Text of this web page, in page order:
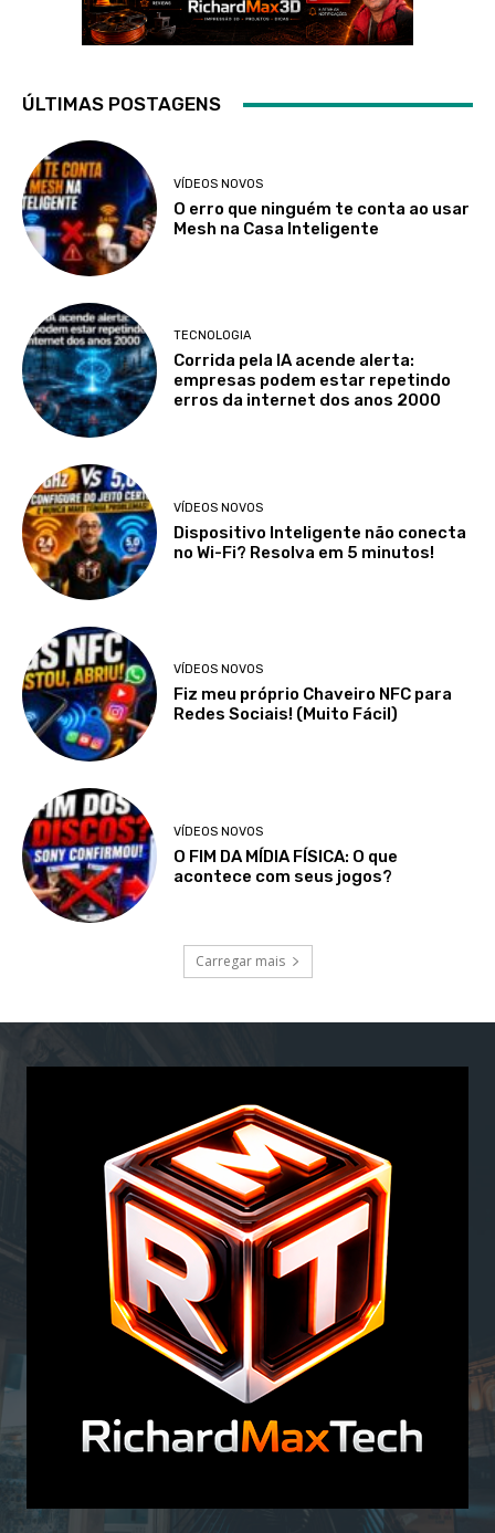
ÚLTIMAS POSTAGENS
VÍDEOS NOVOS
O erro que ninguém te conta ao usar
Mesh na Casa Inteligente
TECNOLOGIA
Corrida pela IA acende alerta:
empresas podem estar repetindo
erros da internet dos anos 2000
VÍDEOS NOVOS
Dispositivo Inteligente não conecta
no Wi-Fi? Resolva em 5 minutos!
VÍDEOS NOVOS
Fiz meu próprio Chaveiro NFC para
Redes Sociais! (Muito Fácil)
VÍDEOS NOVOS
O FIM DA MÍDIA FÍSICA: O que
acontece com seus jogos?
Carregar mais